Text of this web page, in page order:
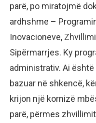
parë, po miratojmë
ardhshme –
Inovacioneve,
Sipërmarrjes. Ky
administrativ. Ai
bazuar në shkencë,
krijon një kornizë
parë, përmes